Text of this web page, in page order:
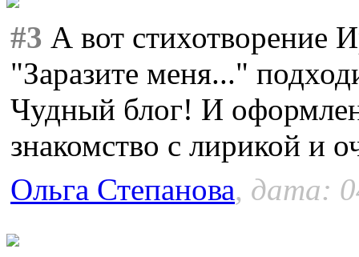
#3 А вот стихотворение
"Заразите меня..."
Чудный блог! И
знакомство с лирикой и
Ольга Степанова, дата: